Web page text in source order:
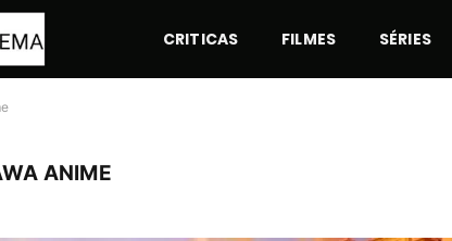
CRITICAS FILMES SÉRIES
ANIME